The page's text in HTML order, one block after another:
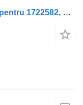
Barra di reazione Brat de Control V pentru 1722582, 1440028 per camion Scania 1722582 1440028